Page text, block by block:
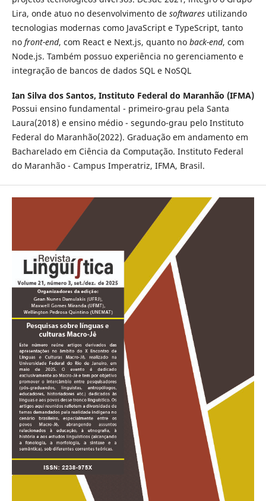
Lira, onde atuo no desenvolvimento de softwaresutilizando
tecnologias modernas como JavaScript e TypeScript, tanto
no front-end, com React e Next.js, quanto no back-end, com
Node.js. Também possuo experiência no gerenciamento e
integração de bancos de dados SQL e NoSQL
Ian Silva dos Santos, Instituto Federal do Maranhão (IFMA)
Possui ensino fundamental - primeiro-grau pela Santa
Laura(2018) e ensino médio - segundo-grau pelo Instituto
Federal do Maranhão(2022). Graduação em andamento em
Bacharelado em Ciência da Computação. Instituto Federal
do Maranhão - Campus Imperatriz, IFMA, Brasil.